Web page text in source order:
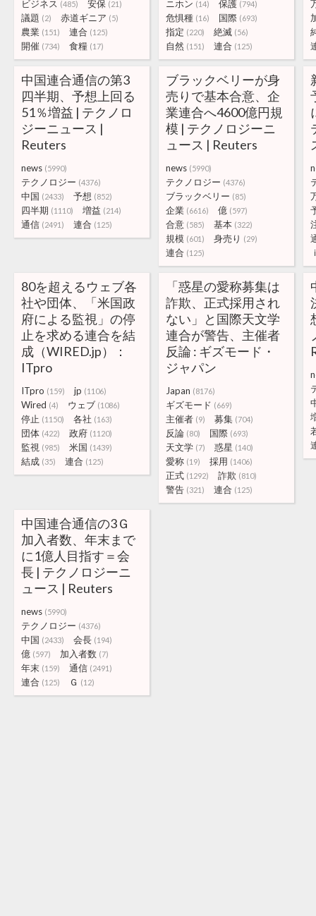
ビジネス (485) 安保 (21)
議題 (2) 赤道ギニア (5)
農業 (151) 連合 (125)
開催 (734) 食糧 (17)
ニホン (14) 保護 (794)
危惧種 (16) 国際 (693)
指定 (220) 絶滅 (56)
自然 (151) 連合 (125)
中国連合通信の第3
四半期、予想上回る
51％増益 | テクノロ
ジーニュース |
Reuters
news (5990)
テクノロジー (4376)
中国 (2433) 予想 (852)
四半期 (1110) 増益 (214)
通信 (2491) 連合 (125)
ブラックベリーが身
売りで基本合意、企
業連合へ4600億円規
模 | テクノロジーニ
ュース | Reuters
news (5990)
テクノロジー (4376)
ブラックベリー (85)
企業 (6616) 億 (597)
合意 (585) 基本 (322)
規模 (601) 身売り (29)
連合 (125)
80を超えるウェブ各
社や団体、「米国政
府による監視」の停
止を求める連合を結
成（WIRED.jp）：
ITpro
ITpro (159) jp (1106)
Wired (4) ウェブ (1086)
停止 (1150) 各社 (163)
団体 (422) 政府 (1120)
監視 (985) 米国 (1439)
結成 (35) 連合 (125)
「惑星の愛称募集は
詐欺、正式採用され
ない」と国際天文学
連合が警告、主催者
反論 : ギズモード・
ジャパン
Japan (8176)
ギズモード (669)
主催者 (9) 募集 (704)
反論 (80) 国際 (693)
天文学 (7) 惑星 (140)
愛称 (19) 採用 (1406)
正式 (1292) 詐欺 (810)
警告 (321) 連合 (125)
中国連合通信の3Ｇ
加入者数、年末まで
に1億人目指す＝会
長 | テクノロジーニ
ュース | Reuters
news (5990)
テクノロジー (4376)
中国 (2433) 会長 (194)
億 (597) 加入者数 (7)
年末 (159) 通信 (2491)
連合 (125) Ｇ (12)